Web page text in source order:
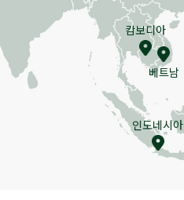
캄보디아
베트남
인도네시아